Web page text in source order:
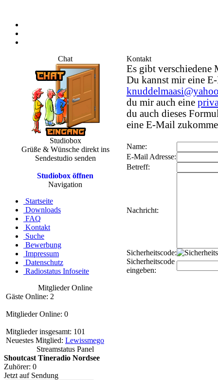
Chat
Studiobox
Grüße & Wünsche direkt ins
Sendestudio senden
Studiobox öffnen
Navigation
Startseite
Downloads
FAQ
Kontakt
Suche
Bewerbung
Impressum
Datenschutz
Radiostatus Infoseite
Mitglieder Online
Gäste Online: 2
Mitglieder Online: 0
Mitglieder insgesamt: 101
Neuestes Mitglied: Lewissmego
Streamstatus Panel
Shoutcast Tineradio Nordsee
Zuhörer: 0
Jetzt auf Sendung
Kontakt
Es gibt verschiedene
Du kannst mir eine
du mir auch eine
du auch dieses
eine E-Mail
Name:
E-Mail Adresse:
Betreff:
Nachricht:
Sicherheitscode:
Sicherheitscode
eingeben: